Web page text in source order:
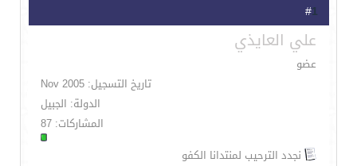
1
علي العايذي
عضو
تاريخ التسجيل: Nov 2005
الدولة: الجبيل
المشاركات: 87
نجدد الترحيب لمنتدانا الكفو